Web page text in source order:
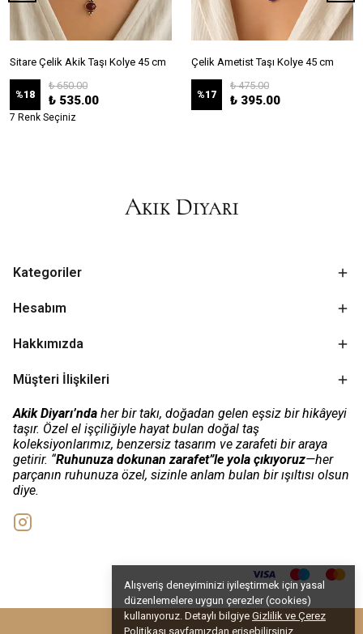
Alışveriş deneyiminizi iyileştirmek için yasal
düzenlemelere uygun çerezler (cookies)
kullanıyoruz. Detaylı bilgiye Gizlilik ve Çerez
Politikası sayfamızdan erişebilirsiniz.
Sitare Çelik Akik Taşı Kolye 45 cm
%18
₺ 650.00
₺ 535.00
7 Renk Seçiniz
Çelik Ametist Taşı Kolye 45 cm
%17
₺ 475.00
₺ 395.00
Kategoriler
Hesabım
Hakkımızda
Müşteri İlişkileri
Akik Diyarı’nda her bir takı, doğadan gelen eşsiz bir hikâyeyi
taşır. Özel el işçiliğiyle hayat bulan doğal taş
koleksiyonlarımız, benzersiz tasarım ve zarafeti bir araya
getirir. “Ruhunuza dokunan zarafet”le yola çıkıyoruz—her
parçanın ruhunuza özel, sizinle anlam bulan bir ışıltısı olsun
diye.